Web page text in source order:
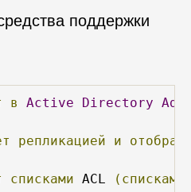
поддержки
в Active Directory
репликацией и
списками ACL (списками